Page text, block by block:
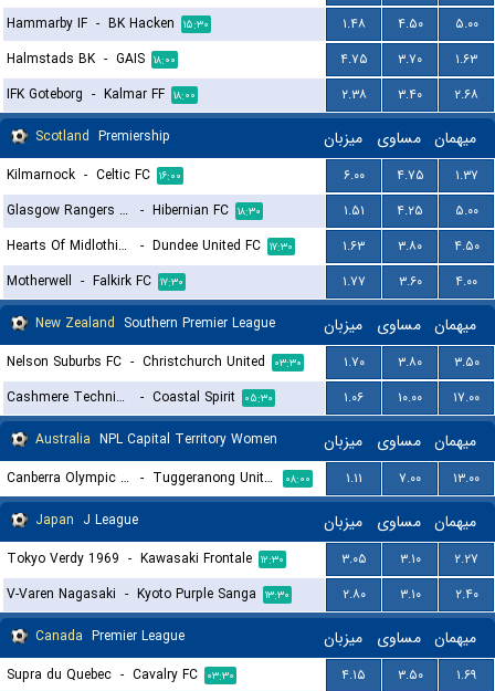
Hammarby IF - BK Hacken ۱۵:۳۰ ۱.۴۸ ۴.۵۰
۵.۰۰
Halmstads BK - GAIS ۱۸:۰۰ ۴.۷۵ ۳.۷۰
۱.۶۳
IFK Goteborg - Kalmar FF ۱۸:۰۰ ۲.۳۸ ۳.۴۰
۲.۶۸
Scotland Premiership میزبان مساوی میهمان
Kilmarnock - Celtic FC ۱۶:۰۰ ۶.۰۰ ۴.۷۵
۱.۳۷
Glasgow Rangers FC
- Hibernian FC ۱۸:۳۰ ۱.۵۱ ۴.۲۵
۵.۰۰
Hearts Of Midlothian FC
- Dundee United FC ۱۷:۳۰ ۱.۶۳ ۳.۸۰
۴.۵۰
Motherwell - Falkirk FC ۱۷:۳۰ ۱.۷۷ ۳.۶۰
۴.۰۰
New Zealand Southern Premier League میزبان مساوی میهمان
Nelson Suburbs FC - Christchurch United ۰۳:۳۰ ۱.۷۰ ۳.۸۰
۳.۵۰
Cashmere Technical
- Coastal Spirit ۰۵:۳۰ ۱.۰۶ ۱۰.۰۰
۱۷.۰۰
Australia NPL Capital Territory Women میزبان مساوی میهمان
Canberra Olympic (W) - Tuggeranong United (W) ۰۸:۰۰ ۱.۱۱ ۷.۰۰
۱۳.۰۰
Japan J League میزبان مساوی میهمان
Tokyo Verdy 1969 - Kawasaki Frontale ۱۲:۳۰ ۳.۰۵ ۳.۱۰
۲.۲۷
V-Varen Nagasaki - Kyoto Purple Sanga ۱۳:۳۰ ۲.۸۰ ۳.۱۰
۲.۴۰
Canada Premier League میزبان مساوی میهمان
Supra du Quebec - Cavalry FC ۰۳:۳۰ ۴.۱۵ ۳.۵۰
۱.۶۹